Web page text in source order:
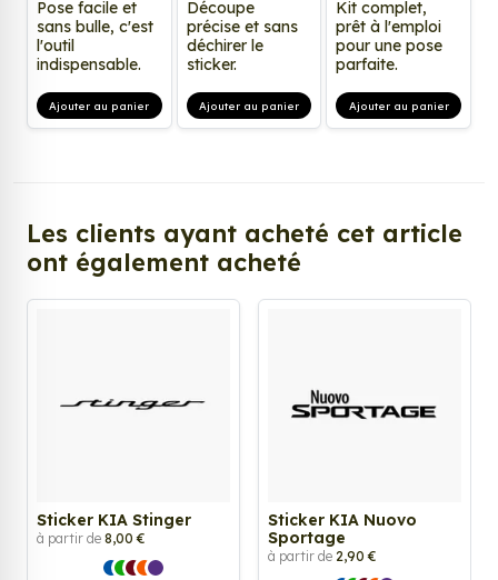
Pose facile et
sans bulle, c'est
l'outil
indispensable.
Ajouter au panier
Découpe
précise et sans
déchirer le
sticker.
Ajouter au panier
Kit complet,
prêt à l'emploi
pour une pose
parfaite.
Ajouter au panier
Les clients ayant acheté cet article
ont également acheté
Sticker KIA Stinger
à partir de 8,00 €
Sticker KIA Nuovo
Sportage
à partir de 2,90 €